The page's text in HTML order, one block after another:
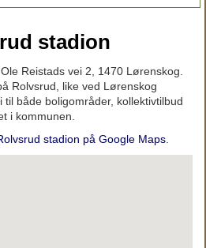
stadion
Reistads vei 2, 1470 Lørenskog.
Rolvsrud, like ved Lørenskog
både boligområder, kollektivtilbud
i kommunen.
stadion på Google Maps